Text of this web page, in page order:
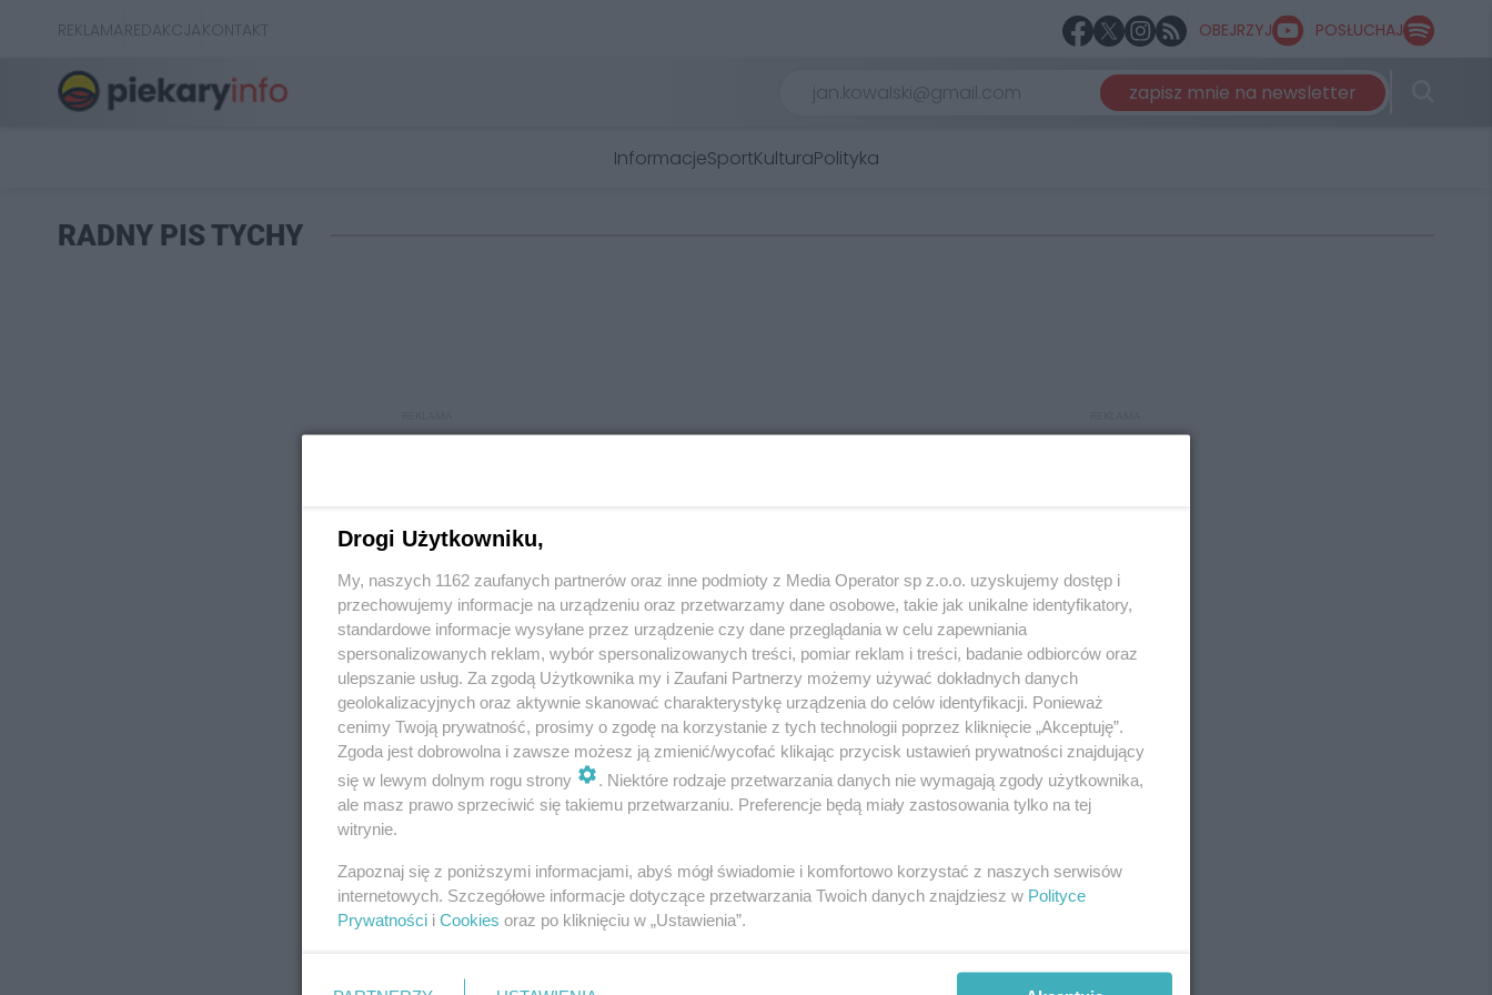
REKLAMAREDAKCJAKONTAKT OBEJRZYJ POSŁUCHAJ
zapisz mnie na newsletter
InformacjeSportKulturaPolityka
RADNY PIS TYCHY
REKLAMA REKLAMA
Drogi Użytkowniku,
My, naszych 1162 zaufanych partnerów oraz inne podmioty z Media Operator sp z.o.o. uzyskujemy dostęp i
przechowujemy informacje na urządzeniu oraz przetwarzamy dane osobowe, takie jak unikalne identyfikatory,
standardowe informacje wysyłane przez urządzenie czy dane przeglądania w celu zapewniania
spersonalizowanych reklam, wybór spersonalizowanych treści, pomiar reklam i treści, badanie odbiorców oraz
ulepszanie usług. Za zgodą Użytkownika my i Zaufani Partnerzy możemy używać dokładnych danych
geolokalizacyjnych oraz aktywnie skanować charakterystykę urządzenia do celów identyfikacji. Ponieważ
cenimy Twoją prywatność, prosimy o zgodę na korzystanie z tych technologii poprzez kliknięcie „Akceptuję”.
Zgoda jest dobrowolna i zawsze możesz ją zmienić/wycofać klikając przycisk ustawień prywatności znajdujący
się w lewym dolnym rogu strony
. Niektóre rodzaje przetwarzania danych nie wymagają zgody użytkownika,
ale masz prawo sprzeciwić się takiemu przetwarzaniu. Preferencje będą miały zastosowania tylko na tej
witrynie.
Zapoznaj się z poniższymi informacjami, abyś mógł świadomie i komfortowo korzystać z naszych serwisów
internetowych. Szczegółowe informacje dotyczące przetwarzania Twoich danych znajdziesz w Polityce
Prywatności i Cookies oraz po kliknięciu w „Ustawienia”.